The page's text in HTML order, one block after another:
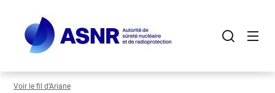
contenu
principal
Voir le fil d’Ariane